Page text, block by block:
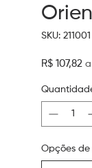
SKU: 211001
R$ 107,82
Opções